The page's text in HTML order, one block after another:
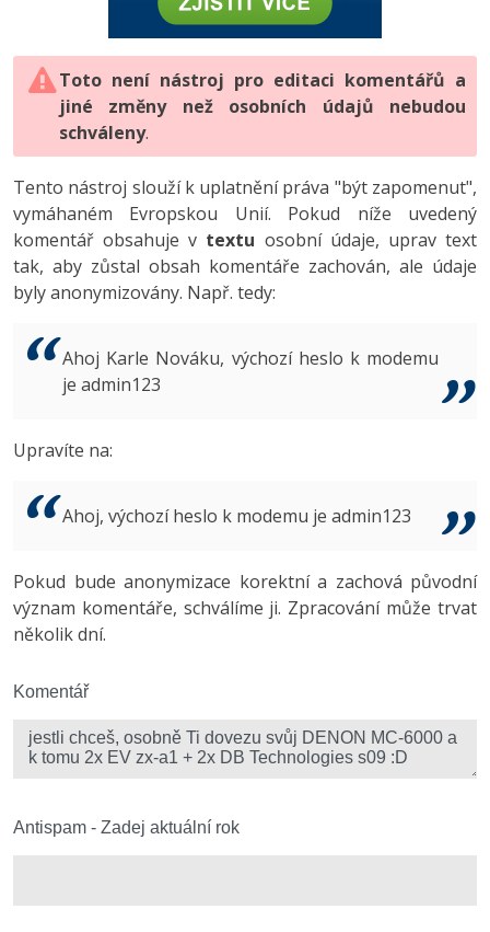
HTML5, CSS3, Bootstrap, SEO
SQL a databáze
Testování a verzování
UML a návrhové vzory
React
Spring
ASP.NET MVC
Best practices
PHP
JavaScript
Python
HTML / CSS
UML a návrhové vzory
MySQL/MariaDB
MS-SQL
Vývojář mobilních aplikací
C# Game developer
Tester
Systémový administrátor
3D grafik
Copywriter
WordPress specialista
-80%
JavaScript -80%
PHP -80%
Swift -80%
Kotlin -80%
VB.NET
Algoritmy -41%
Umělá inteligence (AI) -10%
Fórum
Digitální gramotnost
Marketing
WordPress
SEO
UX
Business
Copywriting
Windows
Kybernetická bezpečnost
Photoshop -80%
Adobe Illustrator -80%
Adobe Lightroom
Adobe XD
Adobe InDesign -25%
Adobe After Effects
Inkscape
Fórum
Toto není nástroj pro editaci komentářů a
jiné změny než osobních údajů nebudou
schváleny.
Tento nástroj slouží k uplatnění práva "být zapomenut",
vymáhaném Evropskou Unií. Pokud níže uvedený
komentář obsahuje v textu osobní údaje, uprav text
tak, aby zůstal obsah komentáře zachován, ale údaje
byly anonymizovány. Např. tedy:
Ahoj Karle Nováku, výchozí heslo k modemu
je admin123
Upravíte na:
Ahoj, výchozí heslo k modemu je admin123
Pokud bude anonymizace korektní a zachová původní
význam komentáře, schválíme ji. Zpracování může trvat
několik dní.
Komentář
Antispam - Zadej aktuální rok